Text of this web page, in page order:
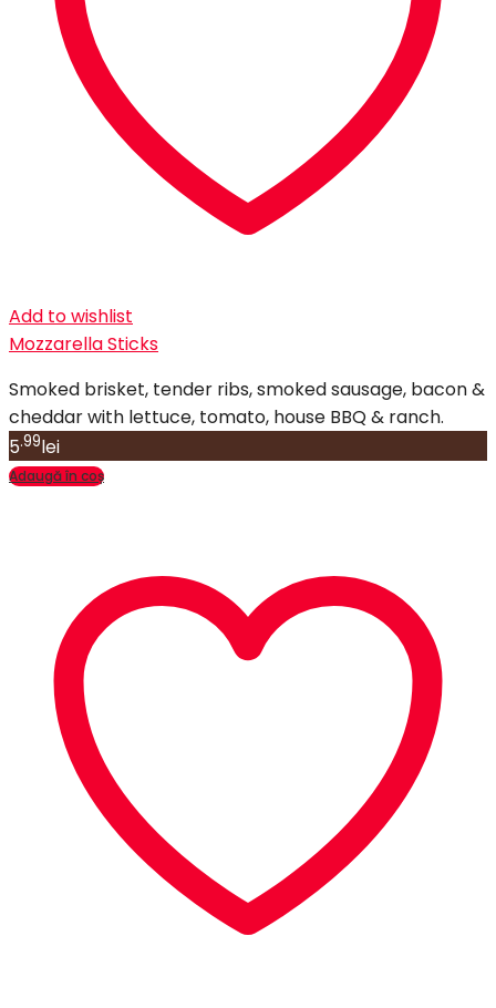
Add to wishlist
Mozzarella Sticks
Smoked brisket, tender ribs, smoked sausage, bacon &
cheddar with lettuce, tomato, house BBQ & ranch.
5.99lei
Adaugă în coș